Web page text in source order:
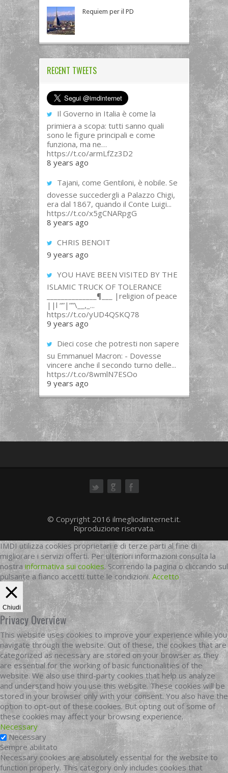
Requiem per il PD
RECENT TWEETS
Il Governo in Italia è come la
primiera a scopa: tutti sanno quali
sono le figure principali e come
funziona, ma ne…
https://t.co/armLfZz3D2
8 years ago
Tajani, come Gentiloni, è nobile. Se
dovesse succedergli a Palazzo Chigi,
era dal 1867, quando il Conte Luigi...
https://t.co/x5gCNARpgG
8 years ago
CHRIS BENOIT
9 years ago
YOU HAVE BEEN VISITED BY THE
ISLAMIC TRUCK OF TOLERANCE
______________¶___ |religion of peace
||l “”|””\__,_...
https://t.co/yUD4QSKQ78
9 years ago
Dieci cose che potresti non sapere
su Emmanuel Macron: - Dovesse
vincere anche il secondo turno delle...
https://t.co/8wmlN7ESOo
9 years ago
© Copyright 2016 ilmegliodiinternet.it.
Riproduzione riservata.
IMDI utilizza cookies proprietari e di terze parti al fine di
migliorare i servizi offerti. Per ulteriori informazioni consulta la
nostrainformativa sui cookies. Scorrendo la pagina o cliccando sul
pulsante a fianco accetti tutte le condizioni. Accetto
Chiudi
Privacy Overview
This website uses cookies to improve your experience while you
navigate through the website. Out of these, the cookies that are
categorized as necessary are stored on your browser as they
are essential for the working of basic functionalities of the
website. We also use third-party cookies that help us analyze
and understand how you use this website. These cookies will be
stored in your browser only with your consent. You also have the
option to opt-out of these cookies. But opting out of some of
these cookies may affect your browsing experience.
Necessary
Necessary
Sempre abilitato
Necessary cookies are absolutely essential for the website to
function properly. This category only includes cookies that